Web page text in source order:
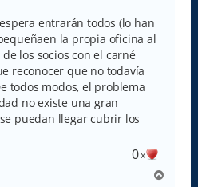
entrarán todos (lo han
la propia oficina al
los socios con el carné
reconocer que no todavía
todos modos, el problema
no existe una gran
puedan llegar cubrir los
0x